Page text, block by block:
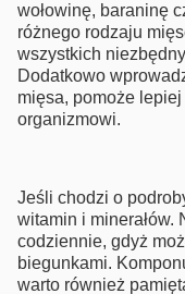
wołowinę, baraninę
różnego rodzaju
wszystkich
Dodatkowo
mięsa, pomoże
organizmowi.
Jeśli chodzi o
witamin i minerałów.
codziennie, gdyż
biegunkami.
warto również